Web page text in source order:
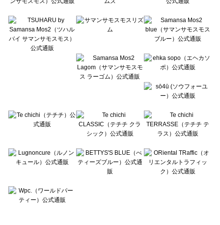
Lugnoncure（ルノンキュール）の一覧
BETTY'S BLUE（べティーズブルー）の一覧
Wpc.（ワールドパーティー）の一覧